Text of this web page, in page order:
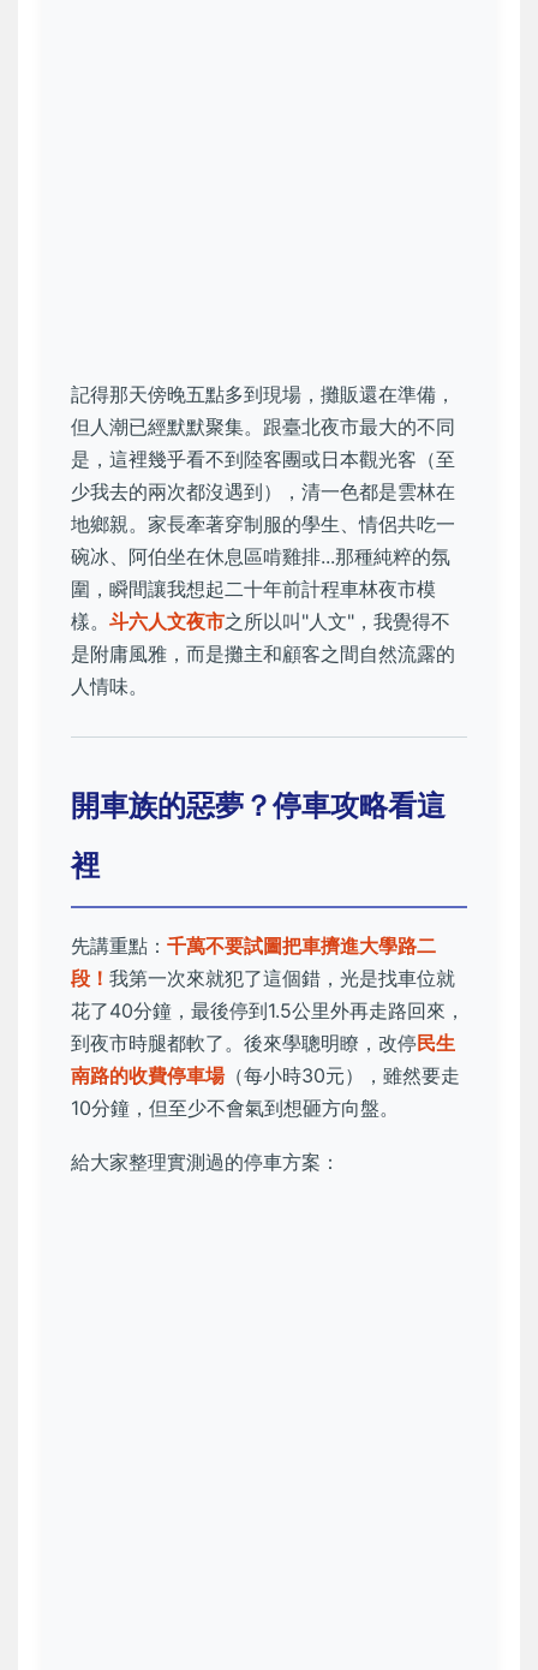
記得那天傍晚五點多到現場，攤販還在準備，
但人潮已經默默聚集。跟臺北夜市最大的不同
是，這裡幾乎看不到陸客團或日本觀光客（至
少我去的兩次都沒遇到），清一色都是雲林在
地鄉親。家長牽著穿制服的學生、情侶共吃一
碗冰、阿伯坐在休息區啃雞排...那種純粹的氛
圍，瞬間讓我想起二十年前計程車林夜市模
樣。 斗六人文夜市之所以叫"人文"，我覺得不
是附庸風雅，而是攤主和顧客之間自然流露的
人情味。
開車族的惡夢？停車攻略看這
裡
先講重點： 千萬不要試圖把車擠進大學路二
段！ 我第一次來就犯了這個錯，光是找車位就
花了40分鐘，最後停到1.5公里外再走路回來，
到夜市時腿都軟了。後來學聰明瞭，改停民生
南路的收費停車場（每小時30元），雖然要走
10分鐘，但至少不會氣到想砸方向盤。
給大家整理實測過的停車方案：